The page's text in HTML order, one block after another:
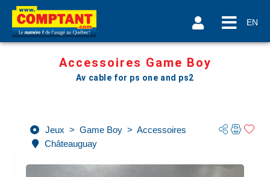
EN
Accessoires Game Boy
Av cable for ps one and ps2
Jeux > Game Boy > Accessoires
Châteauguay